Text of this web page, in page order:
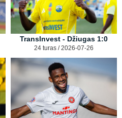
TransInvest - Džiugas 1:0
24 turas / 2026-07-26